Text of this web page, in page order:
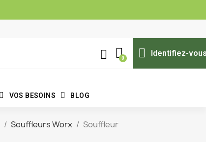
Identifiez-
VOS BESOINS BLOG
Souffleurs Worx
Souffleur